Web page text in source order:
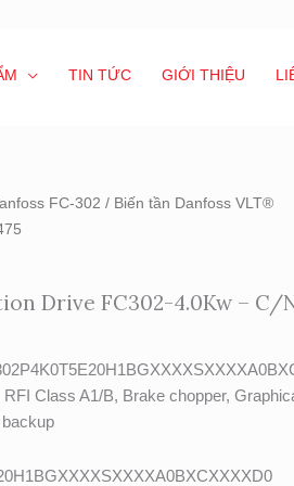
TIN TỨC GIỚI THIỆU
FC-302 / Biến tần Danfoss VLT®
Drive FC302-4.0Kw – C/N:
Class A1/B, Brake chopper,